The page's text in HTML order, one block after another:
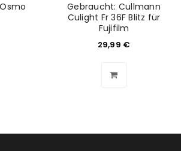
the ways you would like to hear from
Gebraucht: Cullmann
Culight Fr 36F Blitz für
Fujifilm
29,99 €